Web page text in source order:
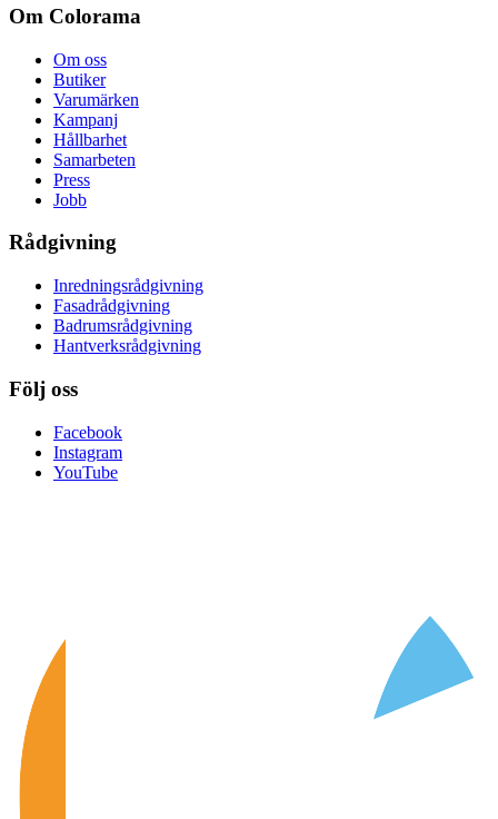
Om Colorama
Om oss
Butiker
Varumärken
Kampanj
Hållbarhet
Samarbeten
Press
Jobb
Rådgivning
Inredningsrådgivning
Fasadrådgivning
Badrumsrådgivning
Hantverksrådgivning
Följ oss
Facebook
Instagram
YouTube